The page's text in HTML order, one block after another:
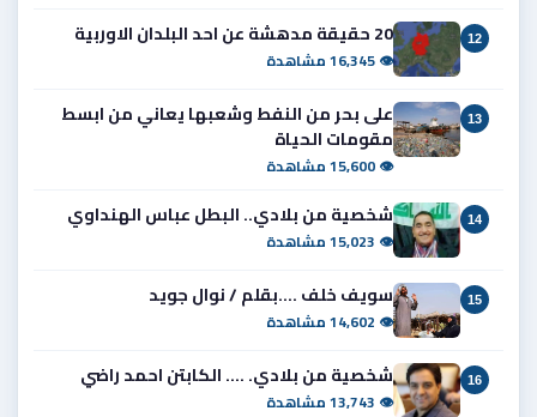
12 20 حقيقة مدهشة عن احد البلدان الاوربية
👁 16,345 مشاهدة
13
على بحر من النفط وشعبها يعاني من ابسط
مقومات الحياة
👁 15,600 مشاهدة
14 شخصية من بلادي.. البطل عباس الهنداوي
👁 15,023 مشاهدة
15 سويف خلف ....بقلم / نوال جويد
👁 14,602 مشاهدة
16 شخصية من بلادي. .... الكابتن احمد راضي
👁 13,743 مشاهدة